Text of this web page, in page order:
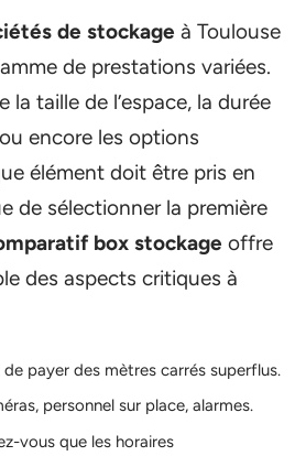
de stockage à Toulouse
de prestations variées.
la taille de l’espace, la durée
encore les options
élément doit être pris en
de sélectionner la première
box stockage offre
des aspects critiques à
de payer des mètres carrés superflus.
personnel sur place, alarmes.
vous que les horaires